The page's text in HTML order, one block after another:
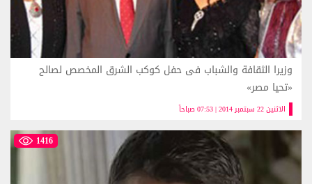
الاثنين 22 سبتمبر 2014 | 07:53 صباحاً
وزيرا الثقافة والشباب فى حفل كوكب الشرق المخصص لصالح
«تحيا مصر»
1416